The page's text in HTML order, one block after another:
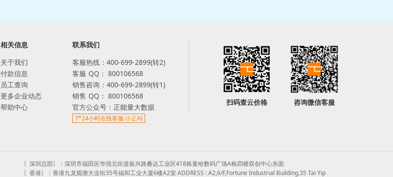
相关信息
关于我们
付款信息
员工查询
更多企业动态
帮助中心
联系我们
客服热线：400-699-2899(转2)
客服 QQ： 800106568
销售咨询：400-699-2899(转1)
销售 QQ： 800106568
官方公众号：正能量大数据
7*24小时在线客服:小正AI
扫码查云价格 咨询微信客服
〖深圳总部〗： 深圳市福田区华强北街道振兴路桑达工业区418栋曼哈数码广场A栋四楼双创中心东面
〖香港〗： 香港九龙观塘大业街35号福和工业大厦6楼A2室 ADDRESS : A2,6/F,Fortune Industrial Building,35 Tai Yip